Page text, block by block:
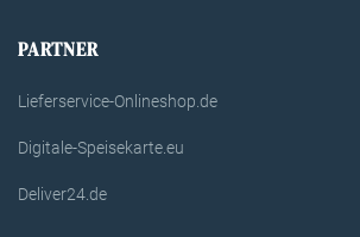
PARTNER
Lieferservice-Onlineshop.de
Digitale-Speisekarte.eu
Deliver24.de